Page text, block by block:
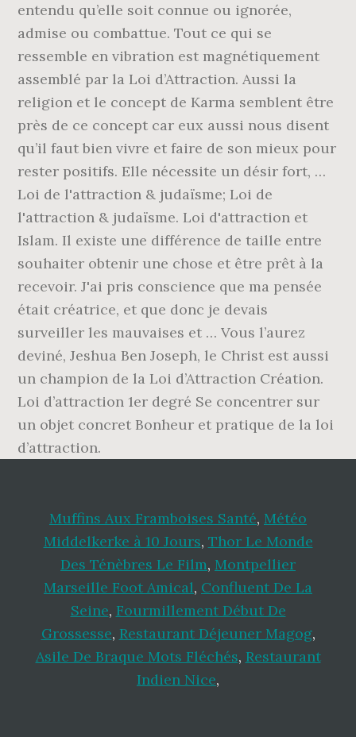
entendu qu’elle soit connue ou ignorée,
admise ou combattue. Tout ce qui se
ressemble en vibration est magnétiquement
assemblé par la Loi d’Attraction. Aussi la
religion et le concept de Karma semblent être
près de ce concept car eux aussi nous disent
qu’il faut bien vivre et faire de son mieux pour
rester positifs. Elle nécessite un désir fort, …
Loi de l'attraction & judaïsme; Loi de
l'attraction & judaïsme. Loi d'attraction et
Islam. Il existe une différence de taille entre
souhaiter obtenir une chose et être prêt à la
recevoir. J'ai pris conscience que ma pensée
était créatrice, et que donc je devais
surveiller les mauvaises et … Vous l’aurez
deviné, Jeshua Ben Joseph, le Christ est aussi
un champion de la Loi d’Attraction Création.
Loi d’attraction 1er degré Se concentrer sur
un objet concret Bonheur et pratique de la loi
d’attraction.
Muffins Aux Framboises Santé, Météo
Middelkerke à 10 Jours, Thor Le Monde
Des Ténèbres Le Film, Montpellier
Marseille Foot Amical, Confluent De La
Seine, Fourmillement Début De
Grossesse, Restaurant Déjeuner Magog,
Asile De Braque Mots Fléchés, Restaurant
Indien Nice,